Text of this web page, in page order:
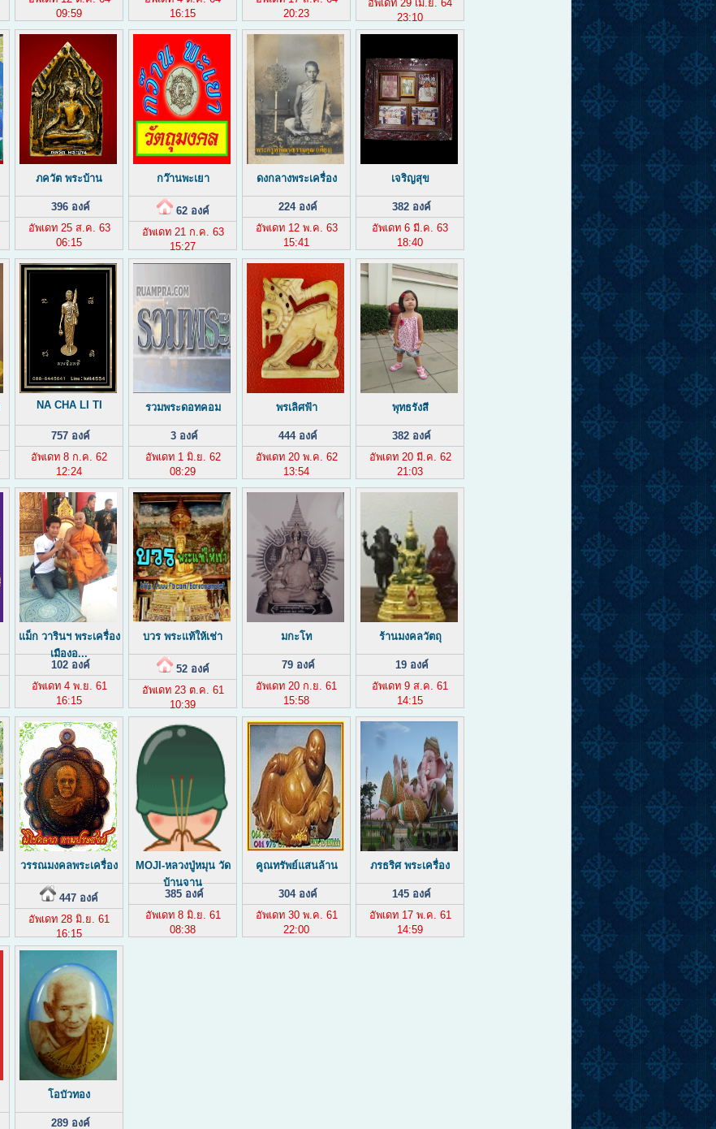
09:59
16:15
20:23
อัพเดท 29 เม.ย. 64
23:10
ภควัต พระบ้าน
396 องค์
อัพเดท 25 ส.ค. 63
06:15
กว๊านพะเยา
62 องค์
อัพเดท 21 ก.ค. 63
15:27
ดงกลางพระเครื่อง
224 องค์
อัพเดท 12 พ.ค. 63
15:41
เจริญสุข
382 องค์
อัพเดท 6 มี.ค. 63
18:40
NA CHA LI TI
757 องค์
อัพเดท 8 ก.ค. 62
12:24
รวมพระดอทคอม
3 องค์
อัพเดท 1 มิ.ย. 62
08:29
พรเลิศฟ้า
444 องค์
อัพเดท 20 พ.ค. 62
13:54
พุทธรังสี
382 องค์
อัพเดท 20 มี.ค. 62
21:03
แม็ก วารินฯ พระเครื่อง
เมืองอ...
102 องค์
อัพเดท 4 พ.ย. 61
16:15
บวร พระแท้ให้เช่า
52 องค์
อัพเดท 23 ต.ค. 61
10:39
มกะโท
79 องค์
อัพเดท 20 ก.ย. 61
15:58
ร้านมงคลวัตถุ
19 องค์
อัพเดท 9 ส.ค. 61
14:15
วรรณมงคลพระเครื่อง
447 องค์
อัพเดท 28 มิ.ย. 61
16:15
MOJI-หลวงปู่หมุน วัด
บ้านจาน
385 องค์
อัพเดท 8 มิ.ย. 61
08:38
คูณทรัพย์แสนล้าน
304 องค์
อัพเดท 30 พ.ค. 61
22:00
ภรธริศ พระเครื่อง
145 องค์
อัพเดท 17 พ.ค. 61
14:59
โอบัวทอง
289 องค์